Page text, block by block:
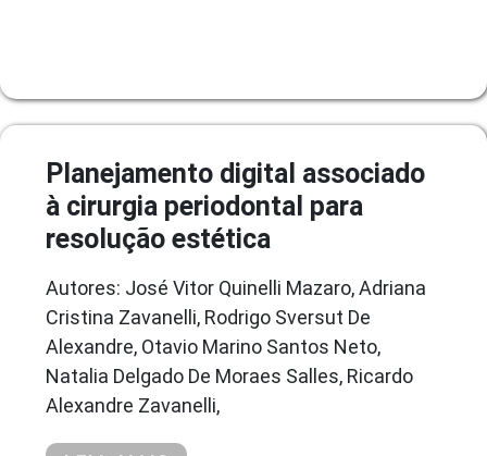
Planejamento digital associado
à cirurgia periodontal para
resolução estética
Autores: José Vitor Quinelli Mazaro, Adriana
Cristina Zavanelli, Rodrigo Sversut De
Alexandre, Otavio Marino Santos Neto,
Natalia Delgado De Moraes Salles, Ricardo
Alexandre Zavanelli,